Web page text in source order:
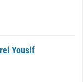
Yousif